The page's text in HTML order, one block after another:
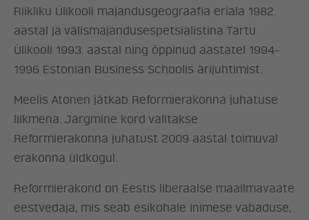
UUDISED
LÖÖ KAASA
KONTAKT
Riikliku Ülikooli majandusgeograafia eriala 1982.
aastal ja välismajandusespetsialistina Tartu
Ülikooli 1993. aastal ning õppinud aastatel 1994-
1996 Estonian Business Schoolis ärijuhtimist.
Meelis Atonen jätkab Reformierakonna juhatuse
liikmena. Järgmine kord valitakse
Reformierakonna juhatust 2009 aastal toimuval
erakonna üldkogul.
Reformierakond on Eestis liberaalse maailmavaate
eestvedaja, mis seab esikohale inimese vabaduse,